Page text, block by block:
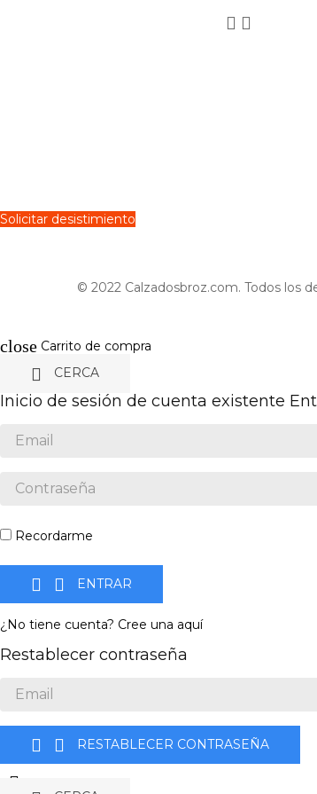
 
Solicitar desistimiento
© 2022 Calzadosbroz.com. Todos los
close Carrito de compra

 CERCA
Inicio de sesión de cuenta existente
Recordarme
  ENTRAR
¿No tiene cuenta? Cree una aquí
Restablecer contraseña
  RESTABLECER CONTRASEÑA